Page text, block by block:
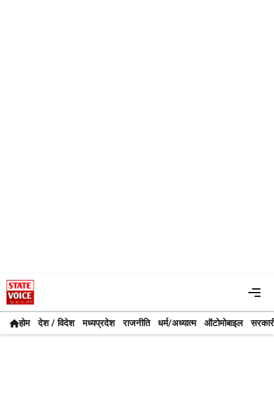
Skip
to
content
होम देश / विदेश मध्यप्रदेश राजनीति धर्म/अध्यात्म ऑटोमोबाइल